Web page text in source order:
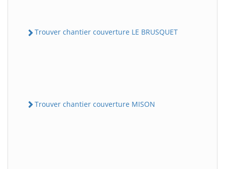
Trouver chantier couverture LE BRUSQUET
Trouver chantier couverture MISON